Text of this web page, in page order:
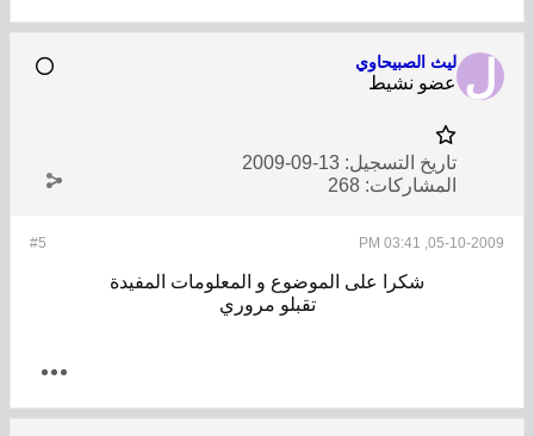
ليث الصبيحاوي
عضو نشيط
تاريخ التسجيل: 13-09-2009
المشاركات: 268
#5 05-10-2009, 03:41 PM
شكرا على الموضوع و المعلومات المفيدة
تقبلو مروري